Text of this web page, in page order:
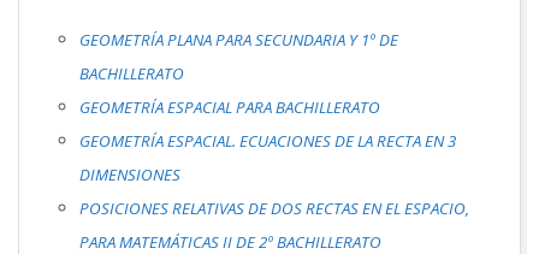
GEOMETRÍA PLANA PARA SECUNDARIA Y 1º DE
BACHILLERATO
GEOMETRÍA ESPACIAL PARA BACHILLERATO
GEOMETRÍA ESPACIAL. ECUACIONES DE LA RECTA EN 3
DIMENSIONES
POSICIONES RELATIVAS DE DOS RECTAS EN EL ESPACIO,
PARA MATEMÁTICAS II DE 2º BACHILLERATO